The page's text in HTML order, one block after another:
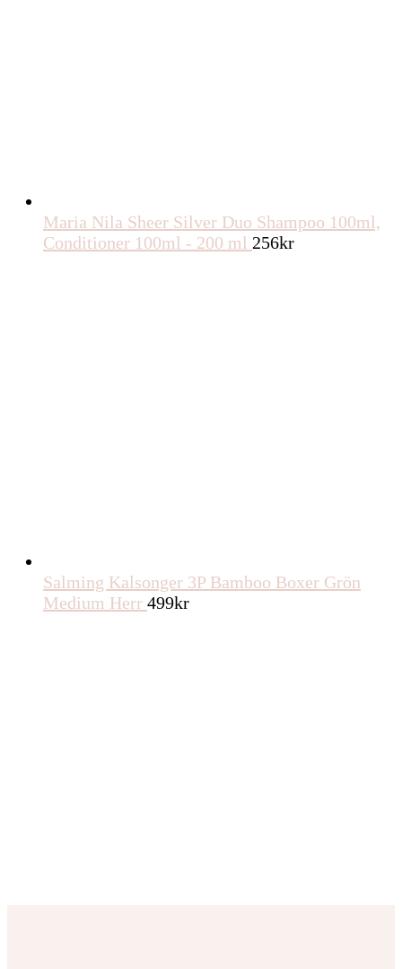
Maria Nila Sheer Silver Duo Shampoo 100ml,
Conditioner 100ml - 200 ml 256kr
Salming Kalsonger 3P Bamboo Boxer Grön
Medium Herr 499kr